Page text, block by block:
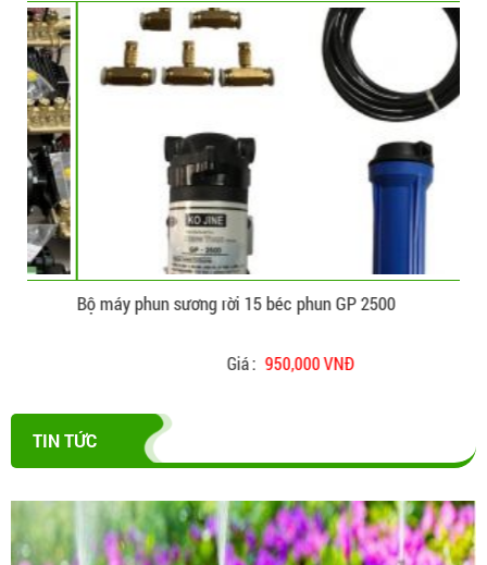
CHI TIẾT
Bộ máy phun sương rời 15 béc phun GP 2500
950,000 VNĐ
TIN TỨC